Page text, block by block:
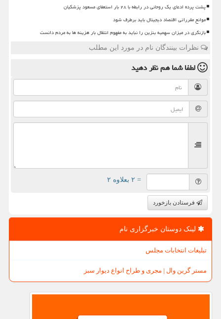
پشت پرده ادعای یک روحانی در رابطه با ۲۸ بار استعفای مسعود پزشکیان
موانع مقرراتی اقتصاد دیجیتال باید برطرف شود
بازنگری در میزان سهمیه بنزین را نباید به مفهوم انتقال بار هزینه ها به مردم دانست
نظرات بینندگان نام در مورد این مطلب
لطفا شما همنظر دهید
= ۲ بعلاوه ۲
فرستادن بازخورد
لینک دوستان خبرگزاری نام
تبلیغات انتخابات مجلس
مستر گرین وال | مجری و طراح انواع دیوار سبز